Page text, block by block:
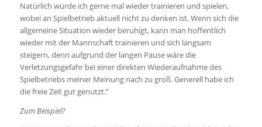
Natürlich würde ich gerne mal wieder trainieren und spielen,
wobei an Spielbetrieb aktuell nicht zu denken ist. Wenn sich die
allgemeine Situation wieder beruhigt, kann man hoffentlich
wieder mit der Mannschaft trainieren und sich langsam
steigern, denn aufgrund der langen Pause wäre die
Verletzungsgefahr bei einer direkten Wiederaufnahme des
Spielbetriebs meiner Meinung nach zu groß. Generell habe ich
die freie Zeit gut genutzt.”
Zum Beispiel?